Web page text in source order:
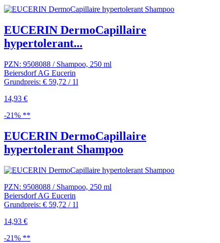
EUCERIN DermoCapillaire
hypertolerant...
PZN: 9508088 / Shampoo, 250 ml
Beiersdorf AG Eucerin
Grundpreis: € 59,72 / 1l
14,93 €
-21% **
EUCERIN DermoCapillaire
hypertolerant Shampoo
PZN: 9508088 / Shampoo, 250 ml
Beiersdorf AG Eucerin
Grundpreis: € 59,72 / 1l
14,93 €
-21% **